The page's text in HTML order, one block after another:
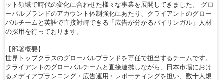
ット領域で時代の変化に合わせた様々な事業を展開してきました。 グロ
ーバルブランドのアカウント体制強化にあたり、クライアントのグロー
バルチームと英語で直接対峙できる「広告が分かるバイリンガル」人材
の採用を行っております。
【部署概要】
世界トップクラスのグローバルブランドを専任で担当するチームです。
クライアントのグローバルチームと直接連携しながら、日本市場におけ
るメディアプランニング・広告運用・レポーティングを担い、数十人規